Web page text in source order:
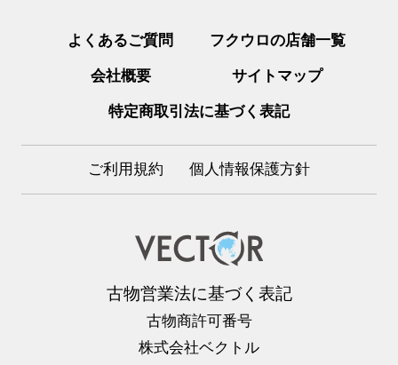
よくあるご質問 フクウロの店舗一覧
会社概要 サイトマップ
特定商取引法に基づく表記
ご利用規約 個人情報保護方針
古物営業法に基づく表記
古物商許可番号
株式会社ベクトル